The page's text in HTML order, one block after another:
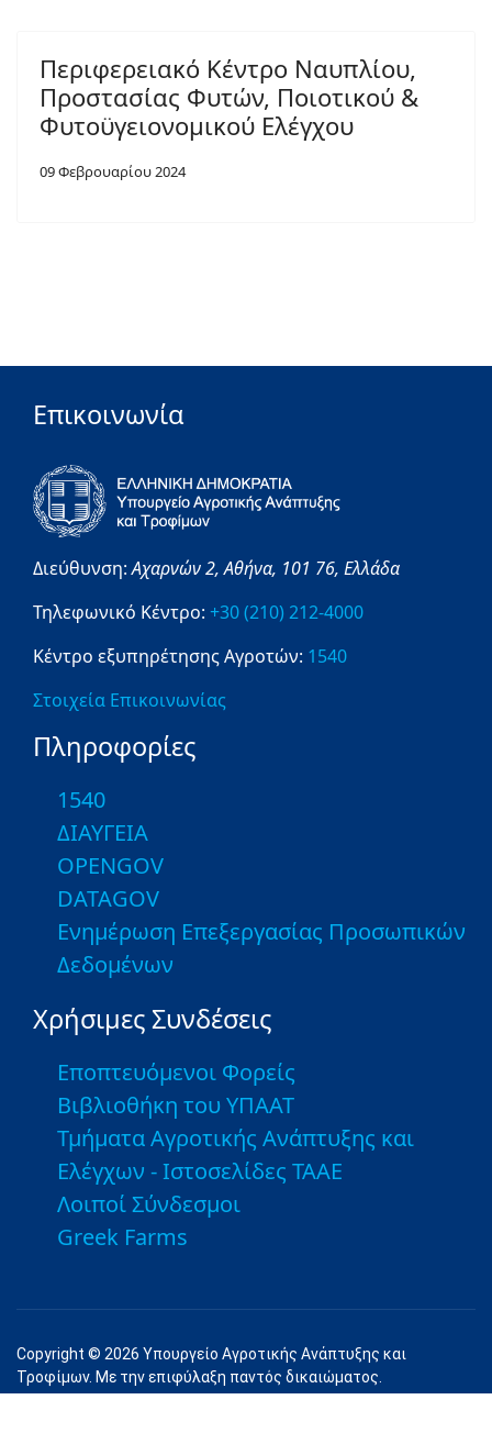
Περιφερειακό Κέντρο Ναυπλίου,
Προστασίας Φυτών, Ποιοτικού &
Φυτοϋγειονομικού Ελέγχου
09 Φεβρουαρίου 2024
Επικοινωνία
Διεύθυνση:Αχαρνών 2,Αθήνα, 101 76, Ελλάδα
Τηλεφωνικό Κέντρο: +30 (210) 212-4000
Κέντρο εξυπηρέτησης Αγροτών: 1540
Στοιχεία Επικοινωνίας
Πληροφορίες
1540
ΔΙΑΥΓΕΙΑ
OPENGOV
DATAGOV
Ενημέρωση Επεξεργασίας Προσωπικών
Δεδομένων
Χρήσιμες Συνδέσεις
Εποπτευόμενοι Φορείς
Βιβλιοθήκη του ΥΠΑΑΤ
Τμήματα Αγροτικής Ανάπτυξης και
Ελέγχων - Ιστοσελίδες ΤΑΑΕ
Λοιποί Σύνδεσμοι
Greek Farms
Copyright © 2026 Υπουργείο Αγροτικής Ανάπτυξης και
Τροφίμων. Με την επιφύλαξη παντός δικαιώματος.